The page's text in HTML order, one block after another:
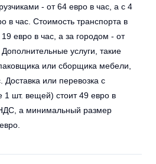
- от 64 евро в час, а с 4
в час. Стоимость транспорта в
евро в час, а за городом - от
услуги, такие
или сборщика мебели,
Доставка или перевозка с
1 шт. вещей) стоит 49 евро в
а минимальный размер